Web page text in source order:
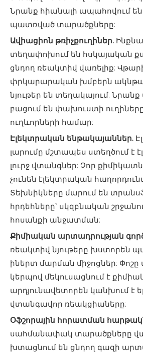
Նրանք հիանալի ապահովում
պատռված տարածքները:
Ավիացիոն թռիչքուղիներ.
տեղափոխում են հսկայական
ցնդող ռեակտիվ վառելիք:
փրկարարական խմբերն
նյութեր են տեղակայում:
բացում են փախուստի
ուղևորների համար:
Էլեկտրական ենթակայաններ.
լարումը մշտապես ստեղծում է
լուրջ վտանգներ: Չոր
չունեն էլեկտրական
Տեխնիկները մարում են
հրդեհները՝ սկզբնական
հոսանքի անջատման:
Քիմիական արտադրության
ռեակտիվ նյութերը խստորեն
իներտ մարման միջոցներ:
կերպով մեկուսացնում է
արդյունավետորեն կանխում է
վտանգավոր ռեակցիաները:
Օֆշորային հորատման
սահմանափակ տարածքները
խտացնում են ցնդող գազի